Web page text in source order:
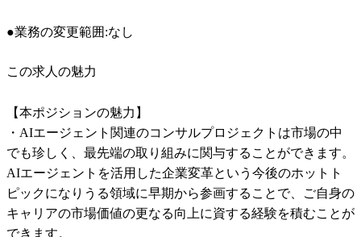
●業務の変更範囲:なし
この求人の魅力
【本ポジションの魅力】
・AIエージェント関連のコンサルプロジェクトは市場の中
でも珍しく、最先端の取り組みに関与することができます。
AIエージェントを活用した企業変革という今後のホットト
ピックになりうる領域に早期から参画することで、ご自身の
キャリアの市場価値の更なる向上に資する経験を積むことが
できます。